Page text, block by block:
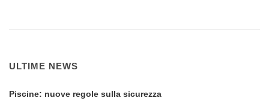
ULTIME NEWS
Piscine: nuove regole sulla sicurezza